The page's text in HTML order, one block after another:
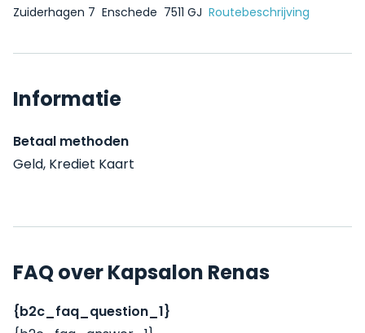
Zuiderhagen 7 Enschede 7511 GJ Routebeschrijving
Informatie
Betaal methoden
Geld, Krediet Kaart
FAQ over Kapsalon Renas
{b2c_faq_question_1}